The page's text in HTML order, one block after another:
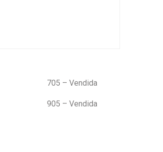
705 – Vendida
905 – Vendida